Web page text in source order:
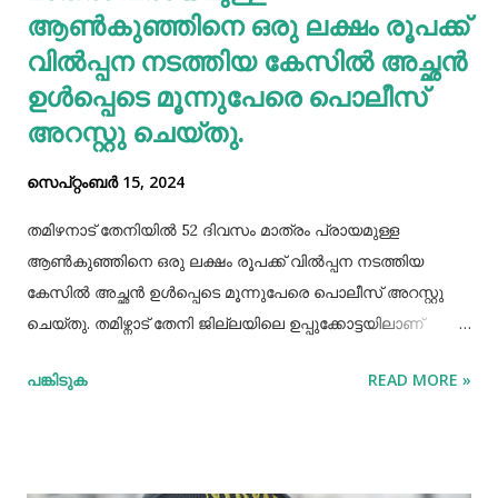
ആണ്‍കുഞ്ഞിനെ ഒരു ലക്ഷം രൂപക്ക്
വില്‍പ്പന നടത്തിയ കേസില്‍ അച്ഛൻ
ഉള്‍പ്പെടെ മൂന്നുപേരെ പൊലീസ്
അറസ്റ്റു ചെയ്തു.
സെപ്റ്റംബർ 15, 2024
തമിഴനാട് തേനിയില്‍ 52 ദിവസം മാത്രം പ്രായമുള്ള
ആണ്‍കുഞ്ഞിനെ ഒരു ലക്ഷം രൂപക്ക് വില്‍പ്പന നടത്തിയ
കേസില്‍ അച്ഛൻ ഉള്‍പ്പെടെ മൂന്നുപേരെ പൊലീസ് അറസ്റ്റു
ചെയ്തു. തമിഴ്നാട് തേനി ജില്ലയിലെ ഉപ്പുക്കോട്ടയിലാണ്
സ്വദേശികളായ ദമ്ബതികളുമാണ് അറസ്റ്റിലായത്. തേനി
പങ്കിടുക READ MORE »